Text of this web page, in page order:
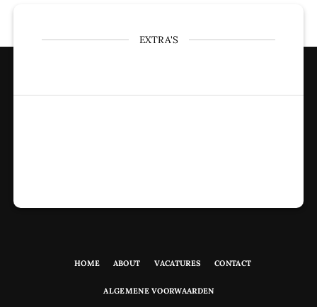
EXTRA'S
HOME ABOUT VACATURES CONTACT
ALGEMENE VOORWAARDEN